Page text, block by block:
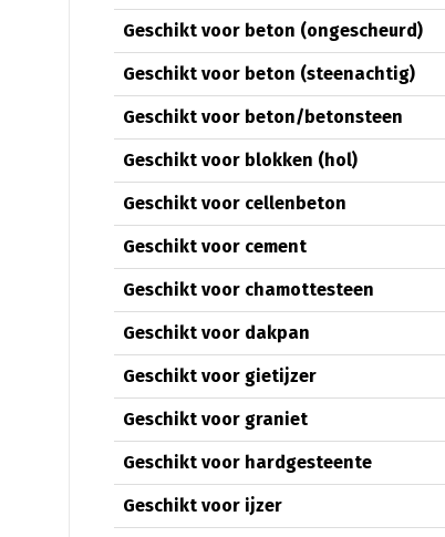
Geschikt voor beton (ongescheurd)
Geschikt voor beton (steenachtig)
Geschikt voor beton/betonsteen
Geschikt voor blokken (hol)
Geschikt voor cellenbeton
Geschikt voor cement
Geschikt voor chamottesteen
Geschikt voor dakpan
Geschikt voor gietijzer
Geschikt voor graniet
Geschikt voor hardgesteente
Geschikt voor ijzer